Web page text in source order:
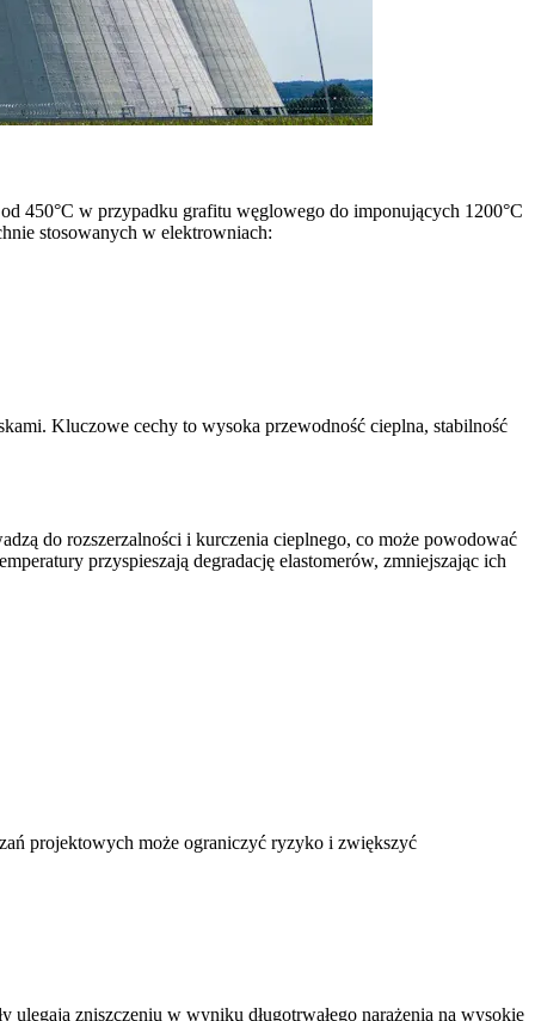
450°C w przypadku grafitu węglowego do imponujących 1200°C
stosowanych w elektrowniach:
Kluczowe cechy to wysoka przewodność cieplna, stabilność
do rozszerzalności i kurczenia cieplnego, co może powodować
przyspieszają degradację elastomerów, zmniejszając ich
projektowych może ograniczyć ryzyko i zwiększyć
ulegają zniszczeniu w wyniku długotrwałego narażenia na wysokie